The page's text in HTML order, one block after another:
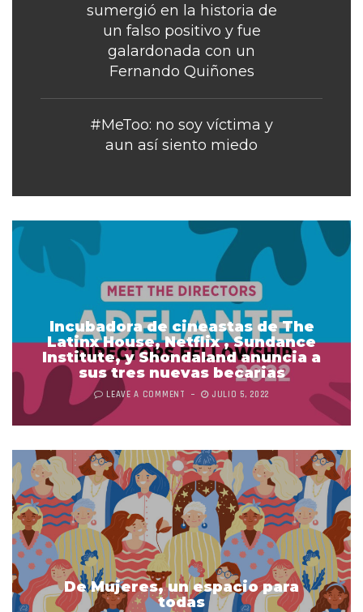
sumergió en la historia de
un falso positivo y fue
galardonada con un
Fernando Quiñones
#MeToo: no soy víctima y
aun así siento miedo
Incubadora de cineastas de The
Latinx House, Netflix , Sundance
Institute, y Shondaland anuncia a
sus tres nuevas becarias
LEAVE A COMMENT JULIO 5, 2022
De Mujeres, un espacio para
todas